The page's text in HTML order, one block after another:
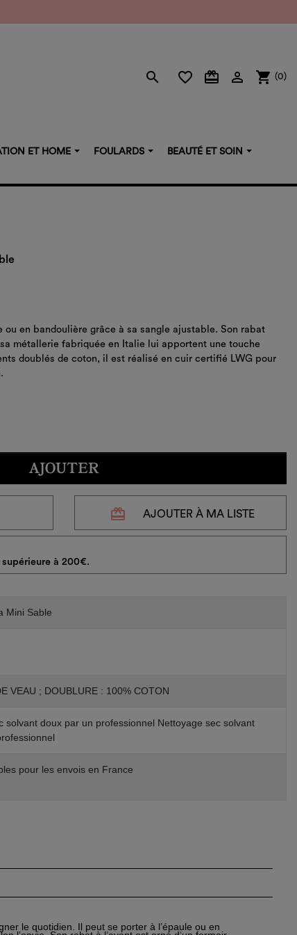
search favorite_border card_giftcard  shopping_cart (0)
ET HOME FOULARDS BEAUTÉ ET SOIN
ou en bandoulière grâce à sa sangle ajustable. Son rabat
métallerie fabriquée en Italie lui apportent une touche
doublés de coton, il est réalisé en cuir certifié LWG pour
AJOUTER
redeem AJOUTER À MA LISTE
à 200€.
Mini Sable
VEAU ; DOUBLURE : 100% COTON
solvant doux par un professionnel Nettoyage sec solvant
pour les envois en France
le quotidien. Il peut se porter à l’épaule ou en